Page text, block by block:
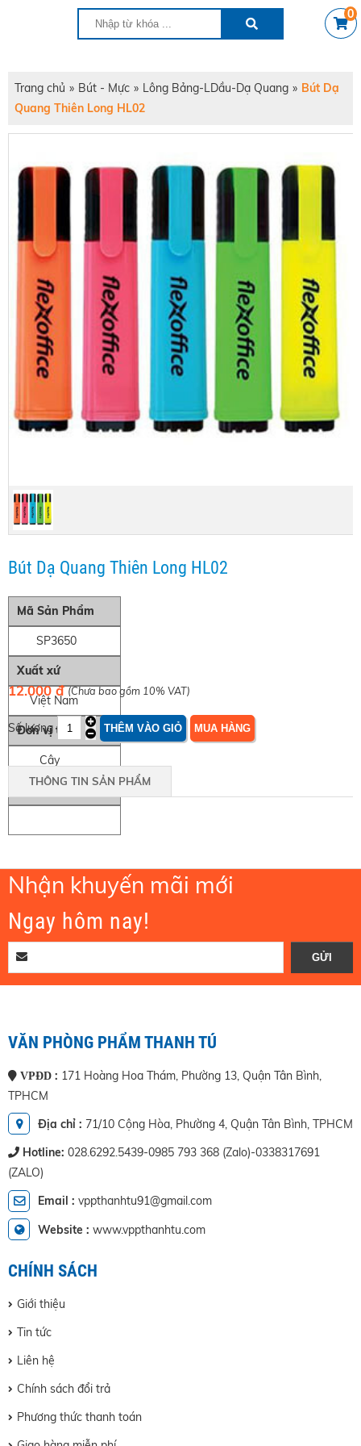
0
Trang chủ » Bút - Mực » Lông Bảng-LDầu-Dạ Quang » Bút Dạ
Quang Thiên Long HL02
Bút Dạ Quang Thiên Long HL02
Mã Sản Phẩm
SP3650
Xuất xứ
Việt Nam
Đơn vị tính
Cây
Quy Cách
12.000 đ (Chưa bao gồm 10% VAT)
Số lượng
THÔNG TIN SẢN PHẨM
Nhận khuyến mãi mới
Ngay hôm nay!
VĂN PHÒNG PHẨM THANH TÚ
VPĐD : 171 Hoàng Hoa Thám, Phường 13, Quận Tân Bình,
TPHCM
Địa chỉ : 71/10 Cộng Hòa, Phường 4, Quận Tân Bình, TPHCM
Hotline: 028.6292.5439-0985 793 368 (Zalo)-0338317691
(ZALO)
Email : vppthanhtu91@gmail.com
Website : www.vppthanhtu.com
Giới thiệu
Tin tức
Liên hệ
Chính sách đổi trả
Phương thức thanh toán